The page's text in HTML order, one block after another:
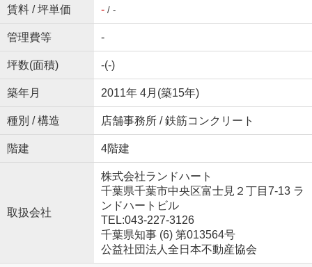
賃料 / 坪単価 -/ -
管理費等 -
坪数(面積) -(-)
築年月 2011年 4月(築15年)
種別 / 構造 店舗事務所 / 鉄筋コンクリート
階建 4階建
取扱会社
株式会社ランドハート
千葉県千葉市中央区富士見２丁目7-13 ラ
ンドハートビル
TEL:043-227-3126
千葉県知事 (6) 第013564号
公益社団法人全日本不動産協会